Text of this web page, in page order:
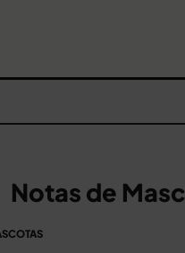
Notas de